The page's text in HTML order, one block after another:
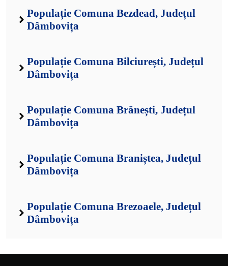
Populație Comuna Bezdead, Județul
Dâmbovița
Populație Comuna Bilciurești, Județul
Dâmbovița
Populație Comuna Brănești, Județul
Dâmbovița
Populație Comuna Braniștea, Județul
Dâmbovița
Populație Comuna Brezoaele, Județul
Dâmbovița